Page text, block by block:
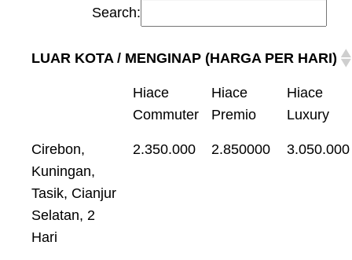
Search:
LUAR KOTA / MENGINAP (HARGA PER HARI)
Hiace
Commuter
Hiace
Premio
Hiace
Luxury
Cirebon,
Kuningan,
Tasik, Cianjur
Selatan, 2
Hari
2.350.000 2.850000 3.050.000